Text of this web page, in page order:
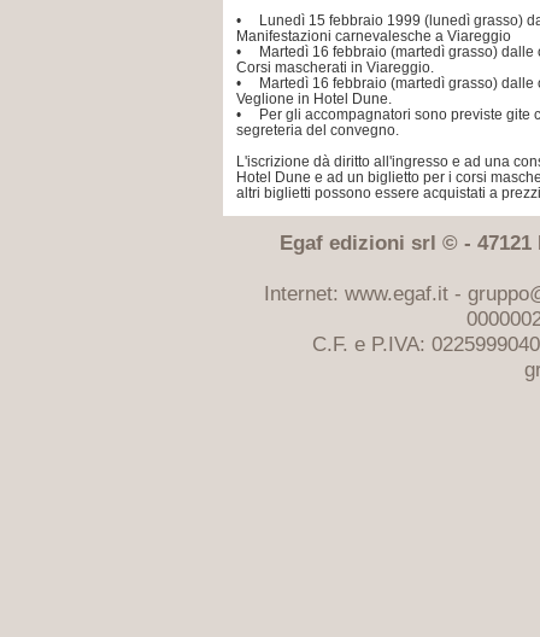
• Lunedì 15 febbraio 1999 (lunedì grasso)
Manifestazioni carnevalesche a Viareggio
• Martedì 16 febbraio (martedì grasso) dalle
Corsi mascherati in Viareggio.
• Martedì 16 febbraio (martedì grasso) dalle
Veglione in Hotel Dune.
• Per gli accompagnatori sono previste gite
segreteria del convegno.
L'iscrizione dà diritto all'ingresso e ad una
Hotel Dune e ad un biglietto per i corsi
altri biglietti possono essere acquistati a
Egaf edizioni srl © - 47121
Internet: www.egaf.it -
C.F. e P.IVA: